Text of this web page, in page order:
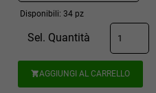
Disponibili: 34 pz
Sel. Quantità
AGGIUNGI AL CARRELLO